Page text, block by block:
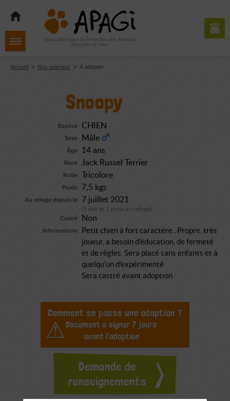
navigation
contenu
Aller
pied
de
Association pour la Protection des Animaux
Grenoble et Isère
Accueil » Nos animaux » À adopter
Snoopy
Espèce CHIEN
Sexe Mâle
Âge 14 ans
Race Jack Russel Terrier
Robe Tricolore
Poids 7,5 kgs
Au refuge depuis le 7 juillet 2021
(5 ans et 1 mois au refuge)
Castré
Non
Informations
Petit chien à fort caractère.. Propre, très
joueur, a besoin d'éducation, de fermeté
et de règles. Sera placé sans enfants et à
quelqu'un d'expérimenté
Sera castré avant adoption
Comment se passe une adoption ?
Document à signer 7 jours
avant l'adoption
Demande de
renseignements